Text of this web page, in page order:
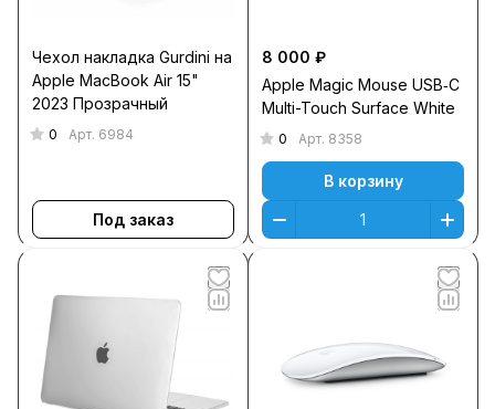
Чехол накладка Gurdini на
Apple MacBook Air 15"
2023 Прозрачный
0 Арт. 6984
Под заказ
8 000 ₽
Apple Magic Mouse USB‑C
Multi-Touch Surface White
0 Арт. 8358
В корзину